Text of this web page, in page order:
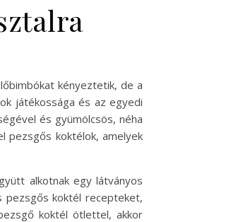
kényeztetik, de a
játékossága és az egyedi
és gyümölcsös, néha
pezsgős koktélok, amelyek
alkotnak egy látványos
pezsgős koktél recepteket,
koktél ötlettel, akkor